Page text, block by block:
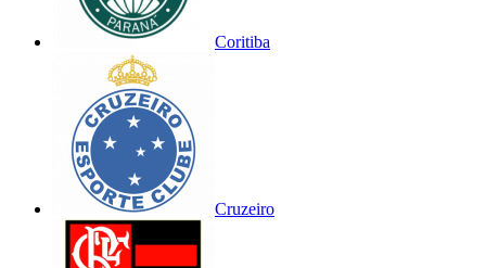
Coritiba
Cruzeiro